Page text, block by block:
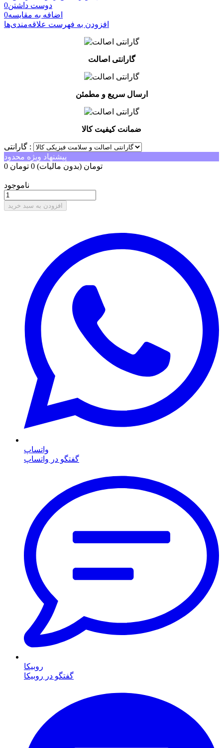
دوست داشتن0
اضافه به مقایسه0
افزودن به فهرست علاقه‌مندی‌ها
گارانتی اصالت
ارسال سریع و مطمئن
ضمانت کیفیت کالا
گارانتی :
پیشنهاد ویژه محدود
0 تومان (بدون مالیات) 0 تومان
ناموجود
افزودن به سبد خرید
واتساپ
گفتگو در واتساپ
روبیکا
گفتگو در روبیکا